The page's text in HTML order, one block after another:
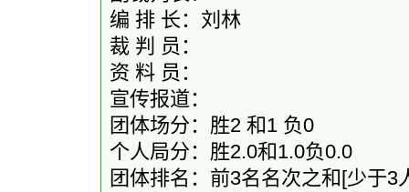
编 排 长：刘林
裁 判 员：
资 料 员：
宣传报道：
团体场分：胜2 和1 负0
个人局分：胜2.0和1.0负0.0
团体排名：前3名名次之和[少于